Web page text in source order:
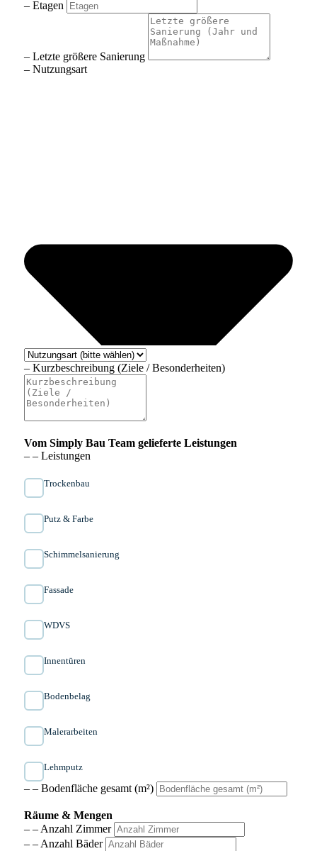
– Etagen
– Letzte größere Sanierung
– Nutzungsart
– Kurzbeschreibung (Ziele / Besonderheiten)
Vom Simply Bau Team gelieferte Leistungen
– – Leistungen
Trockenbau
Putz & Farbe
Schimmelsanierung
Fassade
WDVS
Innen­türen
Bodenbelag
Malerarbeiten
Lehmputz
– – Bodenfläche gesamt (m²)
Räume & Mengen
– – Anzahl Zimmer
– – Anzahl Bäder